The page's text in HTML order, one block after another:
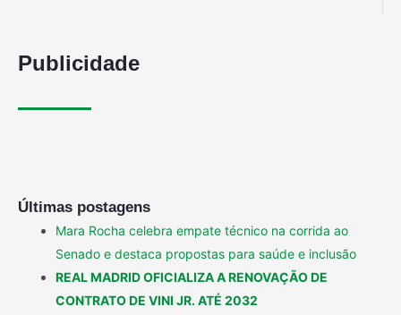
Publicidade
Últimas postagens
Mara Rocha celebra empate técnico na corrida ao
Senado e destaca propostas para saúde e inclusão
REAL MADRID OFICIALIZA A RENOVAÇÃO DE
CONTRATO DE VINI JR. ATÉ 2032